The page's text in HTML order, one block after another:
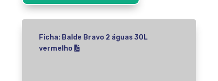
Ficha: Balde Bravo 2 águas 30L
vermelho